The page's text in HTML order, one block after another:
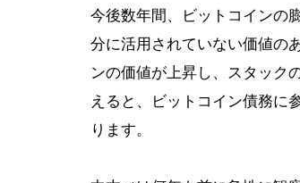
今後数年間、ビットコインの
分に活用されていない価値の
ンの価値が上昇し、スタック
えると、ビットコイン債務に
ります。